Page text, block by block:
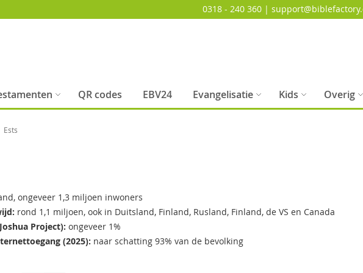
0318 - 240 360 |
QR codes EBV24 Evangelisatie Kids Overig
Ests
ongeveer 1,3 miljoen inwoners
rond 1,1 miljoen, ook in Duitsland, Finland, Rusland, Finland, de VS en Canada
Project): ongeveer 1%
(2025): naar schatting 93% van de bevolking